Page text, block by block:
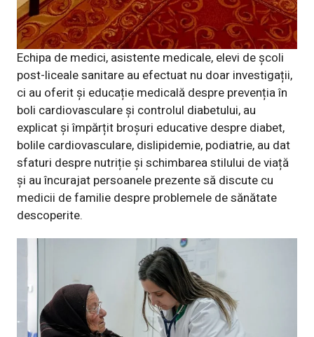
Echipa de medici, asistente medicale, elevi de școli
post-liceale sanitare au efectuat nu doar investigații,
ci au oferit și educație medicală despre prevenția în
boli cardiovasculare și controlul diabetului, au
explicat și împărțit broșuri educative despre diabet,
bolile cardiovasculare, dislipidemie, podiatrie, au dat
sfaturi despre nutriție și schimbarea stilului de viață
și au încurajat persoanele prezente să discute cu
medicii de familie despre problemele de sănătate
descoperite.